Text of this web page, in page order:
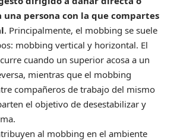
persona con la que compartes
. Principalmente, el mobbing se suele
mobbing vertical y horizontal. El
cuando un superior acosa a un
mientras que el mobbing
compañeros de trabajo del mismo
el objetivo de desestabilizar y
al mobbing en el ambiente